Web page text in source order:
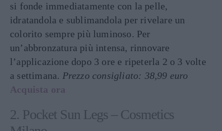
si fonde immediatamente con la pelle,
idratandola e sublimandola per rivelare un
colorito sempre più luminoso. Per
un’abbronzatura più intensa, rinnovare
l’applicazione dopo 3 ore e ripeterla 2 o 3 volte
a settimana. Prezzo consigliato: 38,99 euro
Acquista ora
2. Pocket Sun Legs – Cosmetics